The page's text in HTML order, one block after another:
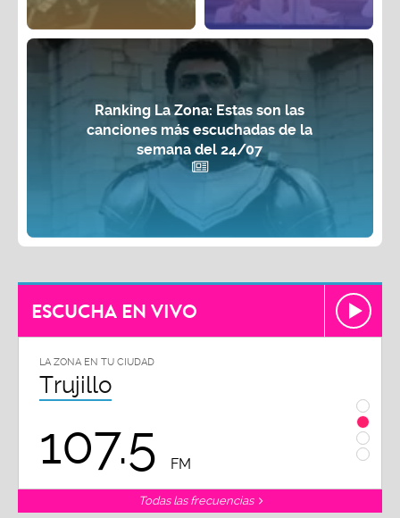
Ranking La Zona: Estas son las
canciones más escuchadas de la
semana del 24/07
ESCUCHA EN VIVO
LA ZONA EN TU CIUDAD
Trujillo
107.5 FM
Todas las frecuencias